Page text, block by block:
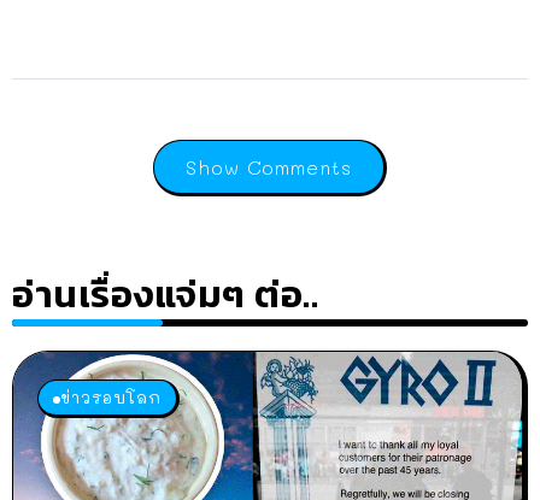
Show Comments
อ่านเรื่องแจ่มๆ ต่อ..
ข่าวรอบโลก